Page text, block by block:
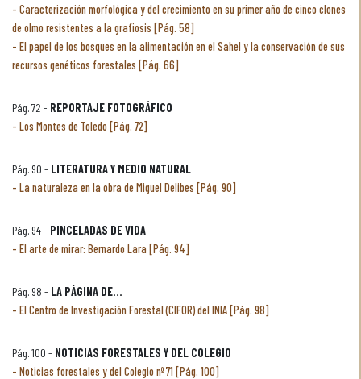
Caracterización morfológica y del crecimiento en su primer año de cinco clones
de olmo resistentes a la grafiosis [Pág. 58]
El papel de los bosques en la alimentación en el Sahel y la conservación de sus
recursos genéticos forestales [Pág. 66]
Pág. 72 - REPORTAJE FOTOGRÁFICO
Los Montes de Toledo [Pág. 72]
Pág. 90 - LITERATURA Y MEDIO NATURAL
La naturaleza en la obra de Miguel Delibes [Pág. 90]
Pág. 94 - PINCELADAS DE VIDA
El arte de mirar: Bernardo Lara [Pág. 94]
Pág. 98 - LA PÁGINA DE...
El Centro de Investigación Forestal (CIFOR) del INIA [Pág. 98]
Pág. 100 - NOTICIAS FORESTALES Y DEL COLEGIO
Noticias forestales y del Colegio nº 71 [Pág. 100]